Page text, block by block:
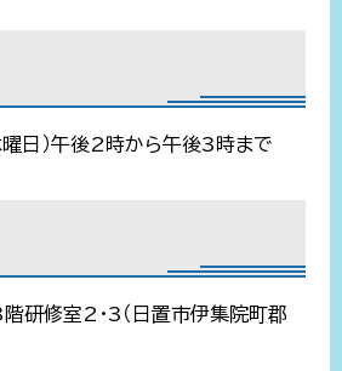
日）午後2時から午後3時まで
研修室2・3（日置市伊集院町郡